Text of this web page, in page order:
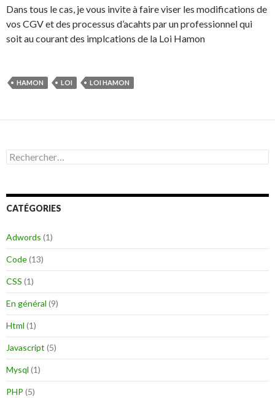
Dans tous le cas, je vous invite à faire viser les modifications de
vos CGV et des processus d’acahts par un professionnel qui
soit au courant des implcations de la Loi Hamon
HAMON LOI LOI HAMON
R
e
e
r
h
e
r
:
CATÉGORIES
Adwords (1)
Code(13)
CSS (1)
En général (9)
Html (1)
Javascript (5)
Mysql (1)
PHP (5)